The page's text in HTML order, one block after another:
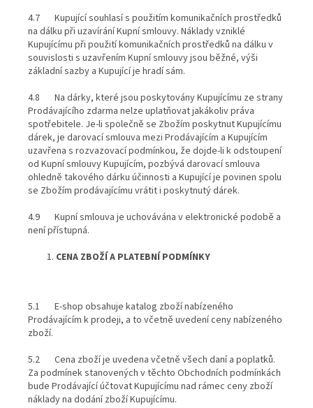
4.7 Kupující souhlasí s použitím komunikačních prostředků
na dálku při uzavírání Kupní smlouvy. Náklady vzniklé
Kupujícímu při použití komunikačních prostředků na dálku v
souvislosti s uzavřením Kupní smlouvy jsou běžné, výši
základní sazby a Kupující je hradí sám.
4.8 Na dárky, které jsou poskytovány Kupujícímu ze strany
Prodávajícího zdarma nelze uplatňovat jakákoliv práva
spotřebitele. Je-li společně se Zbožím poskytnut Kupujícímu
dárek, je darovací smlouva mezi Prodávajícím a Kupujícím
uzavřena s rozvazovací podmínkou, že dojde-li k odstoupení
od Kupní smlouvy Kupujícím, pozbývá darovací smlouva
ohledně takového dárku účinnosti a Kupující je povinen spolu
se Zbožím prodávajícímu vrátit i poskytnutý dárek.
4.9 Kupní smlouva je uchovávána v elektronické podobě a
není přístupná.
CENA ZBOŽÍ A PLATEBNÍ PODMÍNKY
5.1 E-shop obsahuje katalog zboží nabízeného
Prodávajícím k prodeji, a to včetně uvedení ceny nabízeného
zboží.
5.2 Cena zboží je uvedena včetně všech daní a poplatků.
Za podmínek stanovených v těchto Obchodních podmínkách
bude Prodávající účtovat Kupujícímu nad rámec ceny zboží
náklady na dodání zboží Kupujícímu.